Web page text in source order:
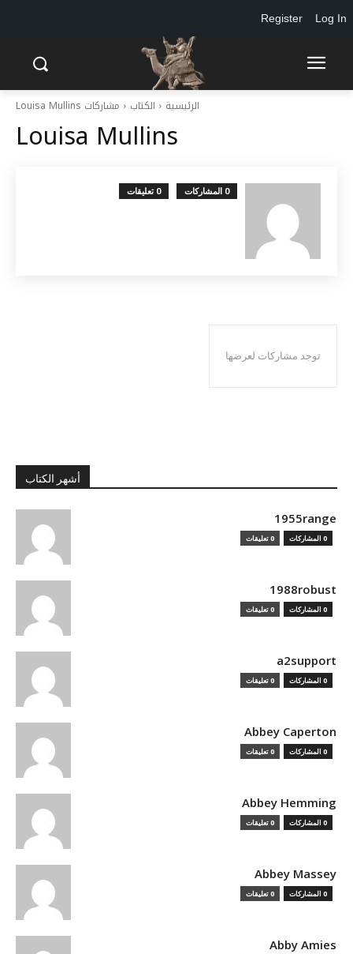
الرئيسية الكتاب مشاركات Louisa Mullins
Louisa Mullins
0 المشاركات 0 تعليقات
توجد مشاركات لعرضها
أشهر الكتاب
1955range
0 المشاركات 0 تعليقات
1988robust
0 المشاركات 0 تعليقات
a2support
0 المشاركات 0 تعليقات
Abbey Caperton
0 المشاركات 0 تعليقات
Abbey Hemming
0 المشاركات 0 تعليقات
Abbey Massey
0 المشاركات 0 تعليقات
Abby Amies
Log In
Register